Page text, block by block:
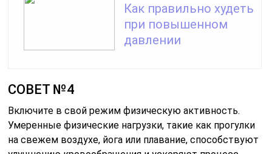
Как правильно худеть
при повышенном
давлении
СОВЕТ №4
Включите в свой режим физическую активность.
Умеренные физические нагрузки, такие как прогулки
на свежем воздухе, йога или плавание, способствуют